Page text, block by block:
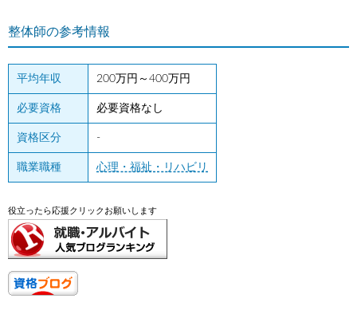
整体師の参考情報
平均年収 200万円～400万円
必要資格 必要資格なし
資格区分 -
職業職種 心理・福祉・リハビリ
役立ったら応援クリックお願いします